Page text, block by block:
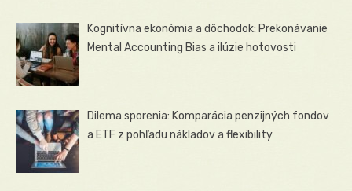
Kognitívna ekonómia a dôchodok: Prekonávanie
Mental Accounting Bias a ilúzie hotovosti
Dilema sporenia: Komparácia penzijných fondov
a ETF z pohľadu nákladov a flexibility